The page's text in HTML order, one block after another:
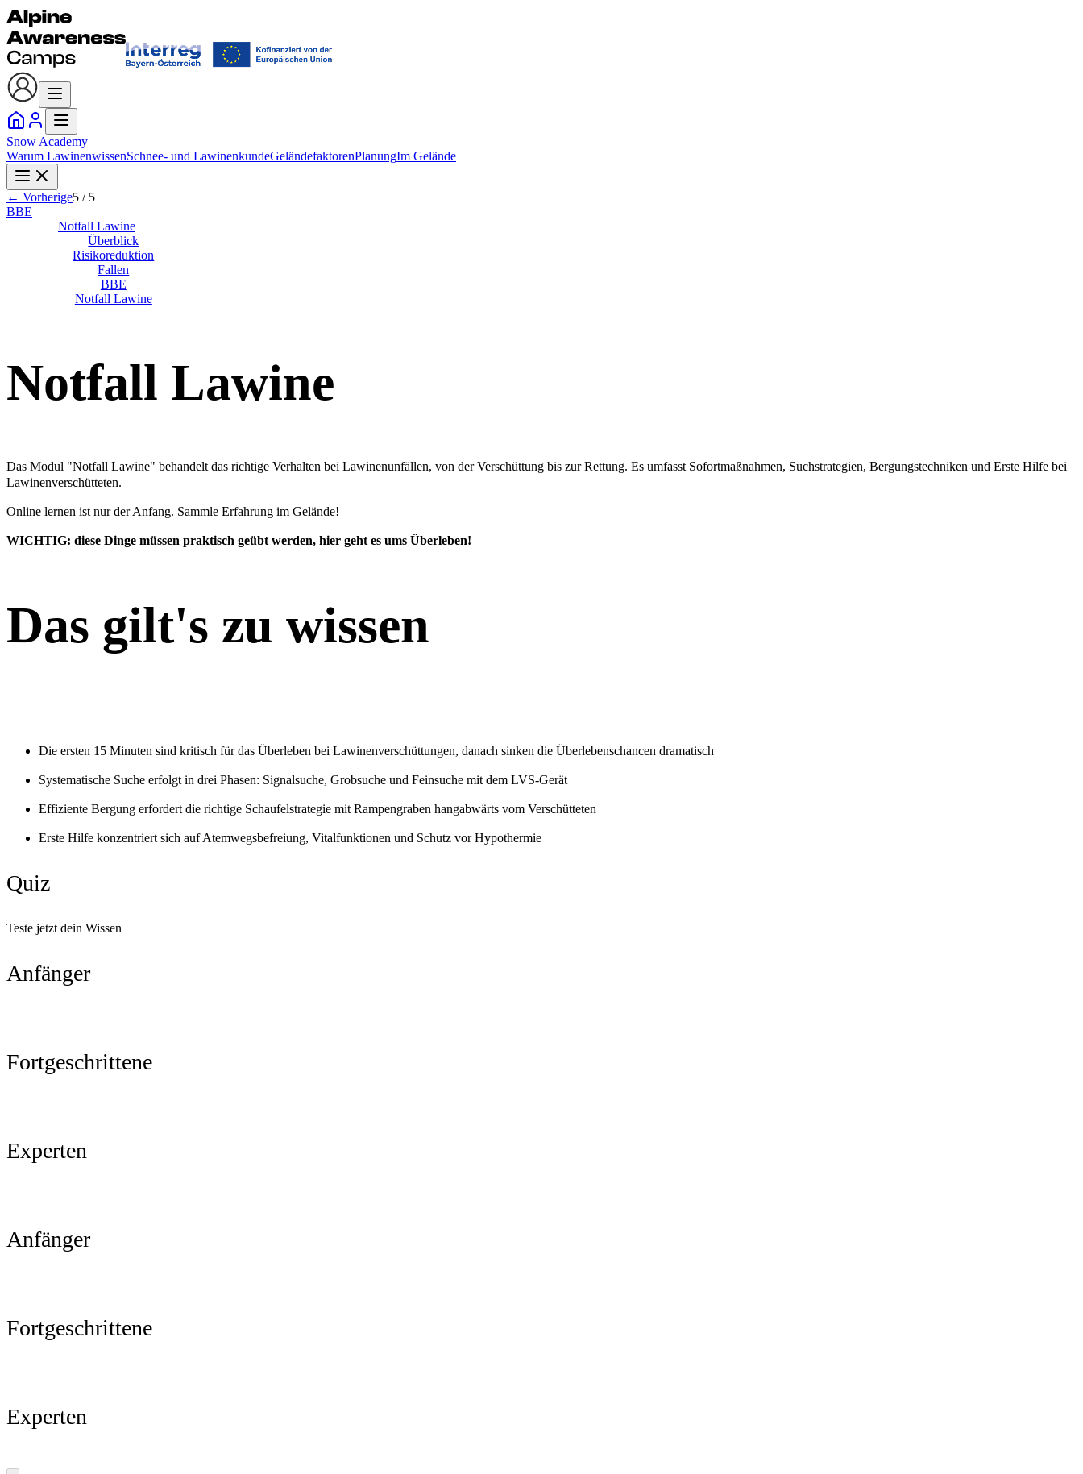
Snow Academy
Warum LawinenwissenSchnee- und LawinenkundeGeländefaktorenPlanungIm Gelände
← Vorherige5 / 5
BBE
Notfall Lawine
Überblick
Risikoreduktion
Fallen
BBE
Notfall Lawine
Notfall Lawine
Das Modul "Notfall Lawine" behandelt das richtige Verhalten bei Lawinenunfällen, von der Verschüttung bis zur Rettung. Es umfasst Sofortmaßnahmen, Suchstrategien, Bergungstechniken und Erste Hilfe bei
Lawinenverschütteten.
Online lernen ist nur der Anfang. Sammle Erfahrung im Gelände!
WICHTIG: diese Dinge müssen praktisch geübt werden, hier geht es ums Überleben!
Das gilt's zu wissen
Die ersten 15 Minuten sind kritisch für das Überleben bei Lawinenverschüttungen, danach sinken die Überlebenschancen dramatisch
Systematische Suche erfolgt in drei Phasen: Signalsuche, Grobsuche und Feinsuche mit dem LVS-Gerät
Effiziente Bergung erfordert die richtige Schaufelstrategie mit Rampengraben hangabwärts vom Verschütteten
Erste Hilfe konzentriert sich auf Atemwegsbefreiung, Vitalfunktionen und Schutz vor Hypothermie
Quiz
Teste jetzt dein Wissen
Anfänger
Fortgeschrittene
Experten
Anfänger
Fortgeschrittene
Experten